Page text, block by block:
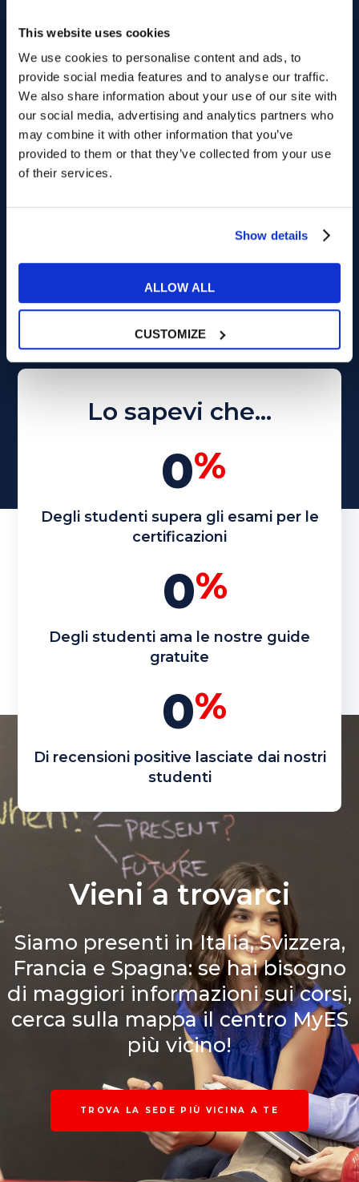
This website uses cookies
We use cookies to personalise content and ads, to
provide social media features and to analyse our traffic.
We also share information about your use of our site with
our social media, advertising and analytics partners who
may combine it with other information that you’ve
provided to them or that they’ve collected from your use
of their services.
Show details
ALLOW ALL
CUSTOMIZE
native level certificati con esperienza
AMBIENTE CONFORTEVOLE
Le nostre aule sono moderni open space
con comodi divani e poltroncine
permettono di imparare l'inglese con
grande flessibilità!
Lo sapevi che...
0%
Degli studenti supera gli esami per le
certificazioni
0%
Degli studenti ama le nostre guide
gratuite
0%
Di recensioni positive lasciate dai nostri
studenti
Vieni a trovarci
Siamo presenti in Italia, Svizzera,
Francia e Spagna: se hai bisogno
di maggiori informazioni sui corsi,
cerca sulla mappail centro MyES
più vicino!
TROVA LA SEDE PIÙ VICINA A TE